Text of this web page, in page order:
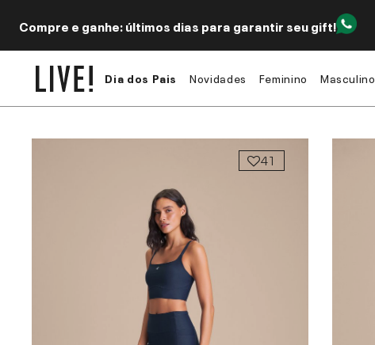
Compre e ganhe: últimos dias para garantir seu gift!
Dia dos Pais Novidades Feminino Masculino
41